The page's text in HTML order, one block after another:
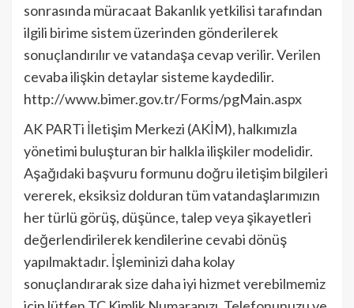
sonrasında müracaat Bakanlık yetkilisi tarafından
ilgili birime sistem üzerinden gönderilerek
sonuçlandırılır ve vatandaşa cevap verilir. Verilen
cevaba ilişkin detaylar sisteme kaydedilir.
http://www.bimer.gov.tr/Forms/pgMain.aspx
AK PARTi İletişim Merkezi (AKİM), halkımızla
yönetimi buluşturan bir halkla ilişkiler modelidir.
Aşağıdaki başvuru formunu doğru iletişim bilgileri
vererek, eksiksiz dolduran tüm vatandaşlarımızın
her türlü görüş, düşünce, talep veya şikayetleri
değerlendirilerek kendilerine cevabi dönüş
yapılmaktadır. İşleminizi daha kolay
sonuçlandırarak size daha iyi hizmet verebilmemiz